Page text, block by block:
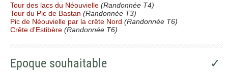
Tour des lacs du Néouvielle (Randonnée T4)
Tour du Pic de Bastan (Randonnée T3)
Pic de Néouvielle par la crête Nord (Randonnée T6)
Crête d'Estibère (Randonnée T6)
Epoque souhaitable ✓